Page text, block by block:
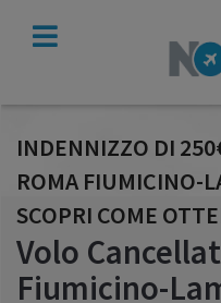
INDENNIZZO DI
ROMA FIUMICINO-
SCOPRI COME
Volo
Fiumicino-